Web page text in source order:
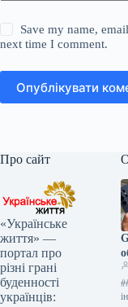
Save my name,
next time I comment.
Опублікувати
Про сайт
«Українське
життя» —
портал про
різні грані
буденності
українців: